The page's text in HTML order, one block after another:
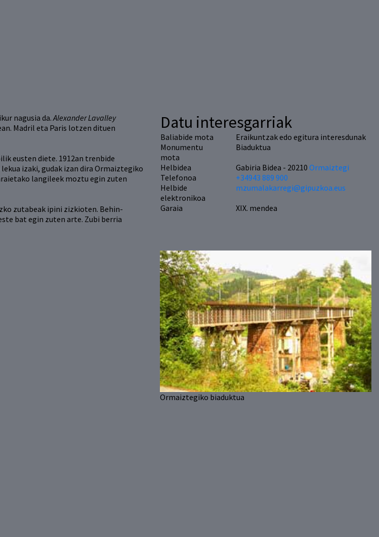
nagusia da.Alexander Lavalley
Madril eta Paris lotzen dituen
eusten diete. 1912an trenbide
izaki, gudak izan dira Ormaiztegiko
langileek moztu egin zuten
zutabeak ipini zizkioten. Behin-
bat egin zuten arte. Zubi berria
Datu interesgarriak
Baliabide mota
Eraikuntzak edo egitura interesdunak
Monumentu
mota
Biaduktua
Helbidea
Gabiria Bidea - 20210 Ormaiztegi
Telefonoa
+34943 889 900
Helbide
elektronikoa
mzumalakarregi@gipuzkoa.eus
Garaia
XIX. mendea
Ormaiztegiko biaduktua